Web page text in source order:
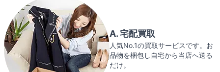
A. 宅配買取
人気No.1の買取サービスです。お
品物を梱包し自宅から当店へ送る
だけ。